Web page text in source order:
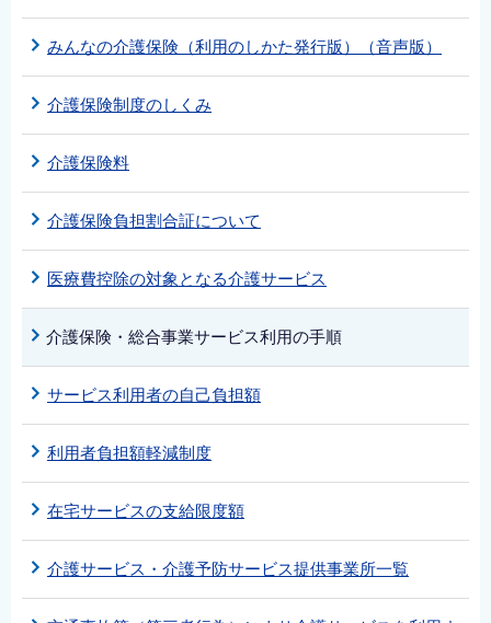
みんなの介護保険（利用のしかた発行版）（音声版）
介護保険制度のしくみ
介護保険料
介護保険負担割合証について
医療費控除の対象となる介護サービス
介護保険・総合事業サービス利用の手順
サービス利用者の自己負担額
利用者負担額軽減制度
在宅サービスの支給限度額
介護サービス・介護予防サービス提供事業所一覧